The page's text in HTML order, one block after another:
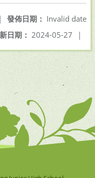
發佈日期： Invalid date
|
日期： 2024-05-27 |